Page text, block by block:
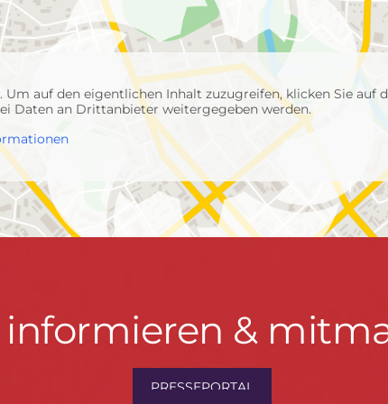
. Um auf den eigentlichen Inhalt zuzugreifen, klicken Sie auf
Daten an Drittanbieter weitergegeben werden.
&
PRESSEPORTAL